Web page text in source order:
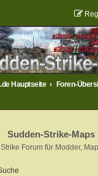
Hauptseite Foren-
Sudden-Strike-Maps
Forum für Modder,